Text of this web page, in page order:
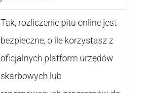
Tak, rozliczenie pitu online jest
bezpieczne, o ile korzystasz z
oficjalnych platform urzędów
skarbowych lub